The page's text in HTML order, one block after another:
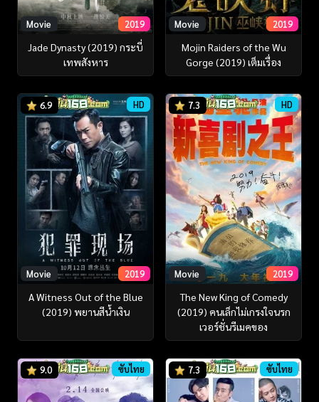
Movie 2019
Jade Dynasty (2019) กระบี่
เทพสังหาร
Movie 2019
Mojin Raiders of the Wu
Gorge (2019) เต็มเรื่อง
6.9 HD
Movie 2019
A Witness Out of the Blue
(2019) พยานสีน้ำเงิน
7.3 HD
Movie 2019
The New King of Comedy
(2019) คนเล็กไม่เกรงใจนรก
เวอร์ชั่นรีเมคของ
9.0 ซับไทย 7.3 ซับไทย